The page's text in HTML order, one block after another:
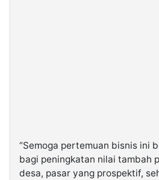
“Semoga pertemuan bisnis ini
bagi peningkatan nilai tambah
desa, pasar yang prospektif,